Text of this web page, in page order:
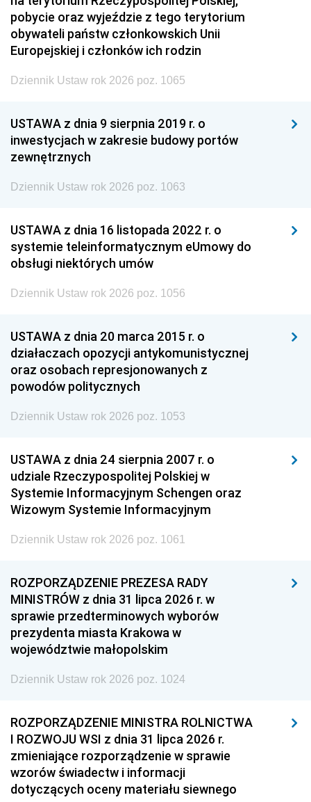
pobycie oraz wyjeździe z tego terytorium
obywateli państw członkowskich Unii
Europejskiej i członków ich rodzin
Dziennik Ustaw rok 2026 poz. 1065
USTAWA z dnia 9 sierpnia 2019 r. o
inwestycjach w zakresie budowy portów
zewnętrznych
Dziennik Ustaw rok 2026 poz. 1063
USTAWA z dnia 16 listopada 2022 r. o
systemie teleinformatycznym eUmowy do
obsługi niektórych umów
Dziennik Ustaw rok 2026 poz. 1056
USTAWA z dnia 20 marca 2015 r. o
działaczach opozycji antykomunistycznej
oraz osobach represjonowanych z
powodów politycznych
Dziennik Ustaw rok 2026 poz. 1053
USTAWA z dnia 24 sierpnia 2007 r. o
udziale Rzeczypospolitej Polskiej w
Systemie Informacyjnym Schengen oraz
Wizowym Systemie Informacyjnym
Dziennik Ustaw rok 2026 poz. 1061
ROZPORZĄDZENIE PREZESA RADY
MINISTRÓW z dnia 31 lipca 2026 r. w
sprawie przedterminowych wyborów
prezydenta miasta Krakowa w
województwie małopolskim
Dziennik Ustaw rok 2026 poz. 1024
ROZPORZĄDZENIE MINISTRA ROLNICTWA
I ROZWOJU WSI z dnia 31 lipca 2026 r.
zmieniające rozporządzenie w sprawie
wzorów świadectw i informacji
dotyczących oceny materiału siewnego